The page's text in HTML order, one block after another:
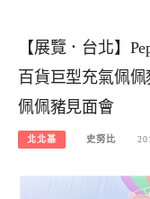
【展覽．台北】
百貨巨型充氣佩
佩佩豬見面會
北北基 史努比